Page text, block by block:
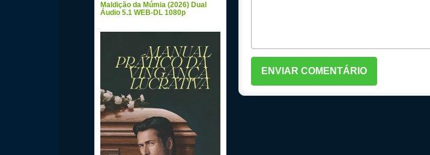
Maldição da Múmia (2026) Dual
Áudio 5.1 WEB-DL 1080p